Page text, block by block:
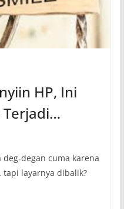
HP, Ini
Terjadi…
degan cuma karena
tapi layarnya dibalik?